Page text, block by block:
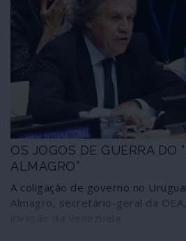
OS JOGOS DE GUERRA DO
ALMAGRO”
A coligação de governo no
Almagro, secretário-geral da